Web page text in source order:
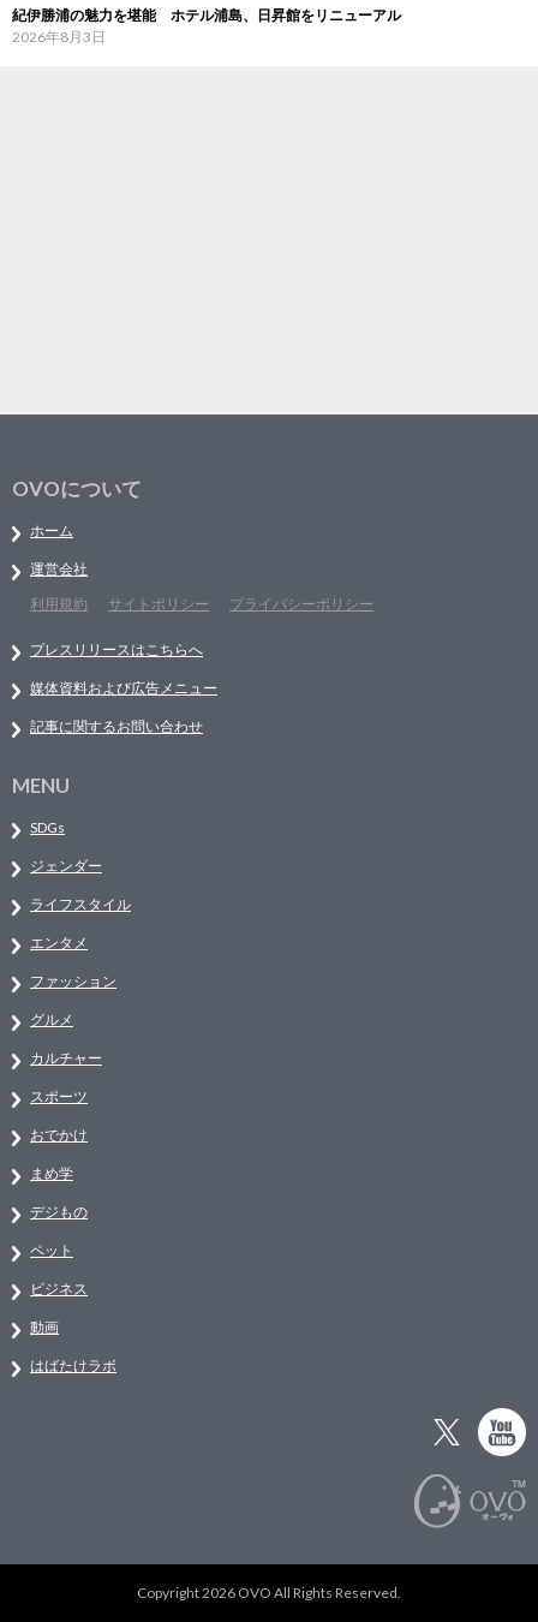
紀伊勝浦の魅力を堪能 ホテル浦島、日昇館をリニューアル
2026年8月3日
OVOについて
ホーム
運営会社
利用規約
サイトポリシー プライバシーポリシー
プレスリリースはこちらへ
媒体資料および広告メニュー
記事に関するお問い合わせ
MENU
SDGs
ジェンダー
ライフスタイル
エンタメ
ファッション
グルメ
カルチャー
スポーツ
おでかけ
まめ学
デジもの
ペット
ビジネス
動画
はばたけラボ
Copyright 2026 OVO All Rights Reserved.